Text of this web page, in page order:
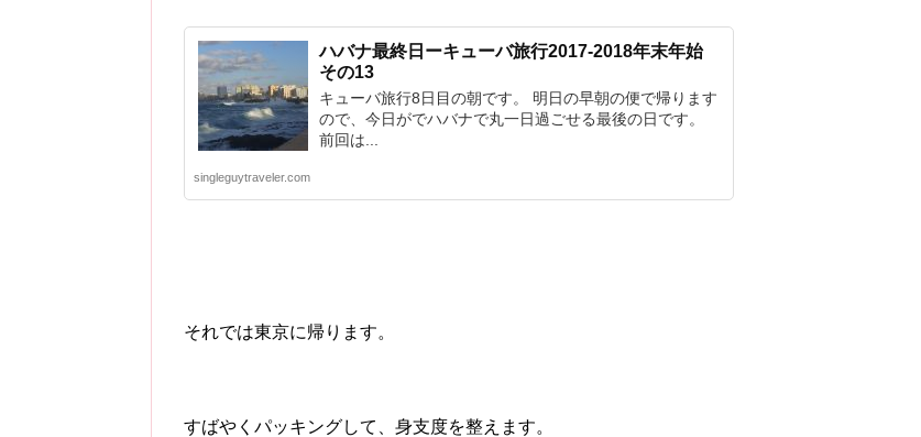
ハバナ最終日ーキューバ旅行2017-2018年末年始
その13
キューバ旅行8日目の朝です。 明日の早朝の便で帰ります
ので、今日がでハバナで丸一日過ごせる最後の日です。
前回は...
singleguytraveler.com
それでは東京に帰ります。
すばやくパッキングして、身支度を整えます。